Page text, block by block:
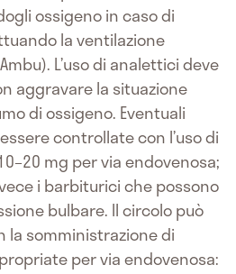
ossigeno in caso di
la ventilazione
L’uso di analettici deve
aggravare la situazione
di ossigeno. Eventuali
controllate con l’uso di
mg per via endovenosa;
i barbiturici che possono
bulbare. Il circolo può
la somministrazione di
per via endovenosa: